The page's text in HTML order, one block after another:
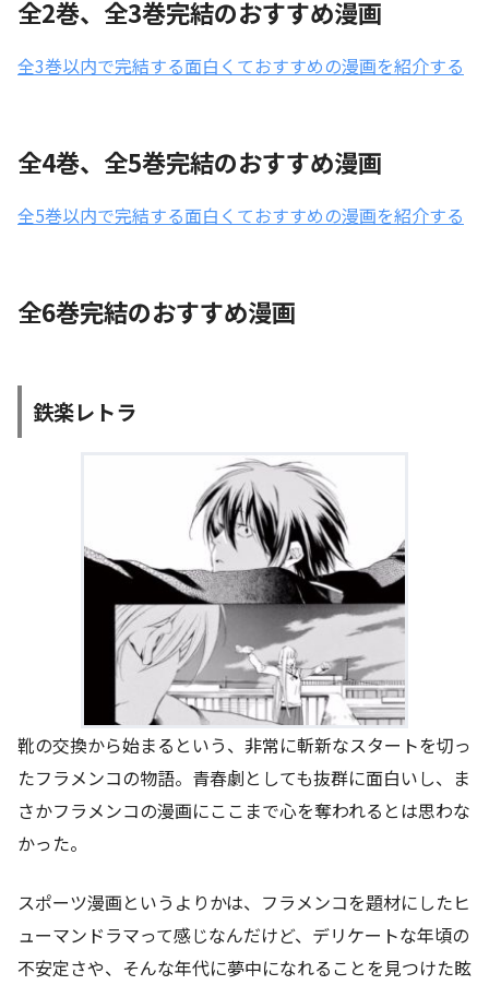
全2巻、全3巻完結のおすすめ漫画
全3巻以内で完結する面白くておすすめの漫画を紹介する
全4巻、全5巻完結のおすすめ漫画
全5巻以内で完結する面白くておすすめの漫画を紹介する
全6巻完結のおすすめ漫画
鉄楽レトラ
靴の交換から始まるという、非常に斬新なスタートを切っ
たフラメンコの物語。青春劇としても抜群に面白いし、ま
さかフラメンコの漫画にここまで心を奪われるとは思わな
かった。
スポーツ漫画というよりかは、フラメンコを題材にしたヒ
ューマンドラマって感じなんだけど、デリケートな年頃の
不安定さや、そんな年代に夢中になれることを見つけた眩